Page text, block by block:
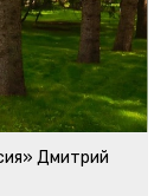
Дмитрий